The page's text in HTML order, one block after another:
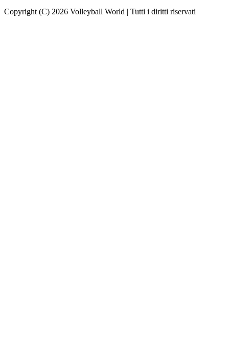
Copyright (C) 2026 Volleyball World | Tutti i diritti riservati